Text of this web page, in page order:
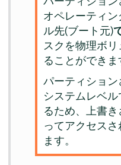
オペレーティ
ル先(ブート元)
スクを物理ボリ
ることができま
パーティショ
システムレベル
るため、上書
ってアクセス
ます。